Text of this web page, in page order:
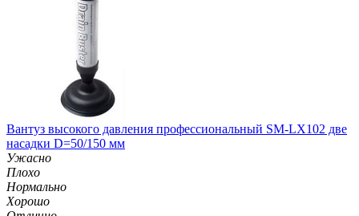
Вантуз высокого давления профессиональный SM-LX102 две
насадки D=50/150 мм
Ужасно
Плохо
Нормально
Хорошо